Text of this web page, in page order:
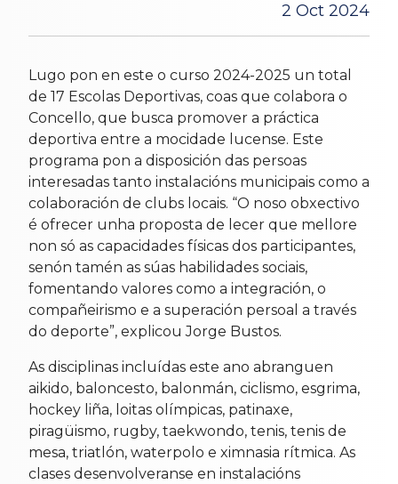
2 Oct 2024
Lugo pon en este o curso 2024-2025 un total
de 17 Escolas Deportivas, coas que colabora o
Concello, que busca promover a práctica
deportiva entre a mocidade lucense. Este
programa pon a disposición das persoas
interesadas tanto instalacións municipais como a
colaboración de clubs locais. “O noso obxectivo
é ofrecer unha proposta de lecer que mellore
non só as capacidades físicas dos participantes,
senón tamén as súas habilidades sociais,
fomentando valores como a integración, o
compañeirismo e a superación persoal a través
do deporte”, explicou Jorge Bustos.
As disciplinas incluídas este ano abranguen
aikido, baloncesto, balonmán, ciclismo, esgrima,
hockey liña, loitas olímpicas, patinaxe,
piragüismo, rugby, taekwondo, tenis, tenis de
mesa, triatlón, waterpolo e ximnasia rítmica. As
clases desenvolveranse en instalacións